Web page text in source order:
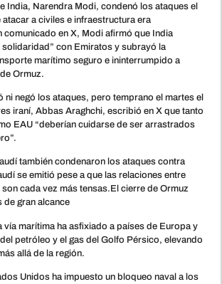
India, Narendra Modi, condenó los ataques el
a civiles e infraestructura era
comunicado en X, Modi afirmó que India
solidaridad” con Emiratos y subrayó la
marítimo seguro e ininterrumpido a
Ormuz.
ni negó los ataques, pero temprano el martes el
iraní, Abbas Araghchi, escribió en X que tanto
EAU “deberían cuidarse de ser arrastrados
también condenaron los ataques contra
se emitió pese a que las relaciones entre
cada vez más tensas.El cierre de Ormuz
de gran alcance
vía marítima ha asfixiado a países de Europa y
petróleo y el gas del Golfo Pérsico, elevando
allá de la región.
Unidos ha impuesto un bloqueo naval a los